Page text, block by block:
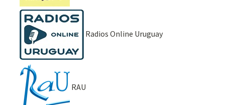
Radios Online Uruguay
RAU